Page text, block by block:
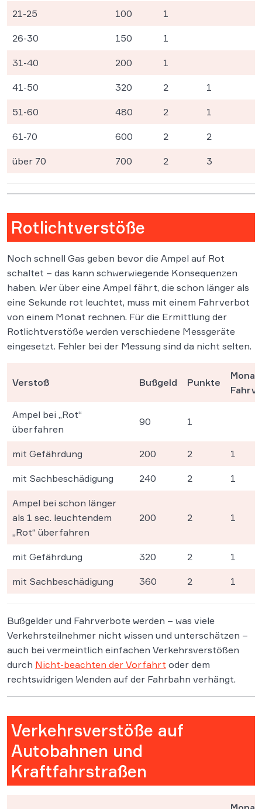
21-25 100 1
26-30 150 1
31-40 200 1
41-50 320 2 1
51-60 480 2 1
61-70 600 2 2
über 70 700 2 3
Rotlichtverstöße
Noch schnell Gas geben bevor die Ampel auf Rot
schaltet – das kann schwerwiegende Konsequenzen
haben. Wer über eine Ampel fährt, die schon länger als
eine Sekunde rot leuchtet, muss mit einem Fahrverbot
von einem Monat rechnen. Für die Ermittlung der
Rotlichtverstöße werden verschiedene Messgeräte
eingesetzt. Fehler bei der Messung sind da nicht selten.
Verstoß Bußgeld Punkte
Ampel bei „Rot“
überfahren
90 1
mit Gefährdung 200 2 1
mit Sachbeschädigung 240 2 1
Ampel bei schon länger
als 1 sec. leuchtendem
„Rot“ überfahren
200 2 1
mit Gefährdung 320 2 1
mit Sachbeschädigung 360 2 1
Bußgelder und Fahrverbote werden – was viele
Verkehrsteilnehmer nicht wissen und unterschätzen –
auch bei vermeintlich einfachen Verkehrsverstößen
durch Nicht-beachten der Vorfahrt oder dem
rechtswidrigen Wenden auf der Fahrbahn verhängt.
Verkehrsverstöße auf
Autobahnen und
Kraftfahrstraßen